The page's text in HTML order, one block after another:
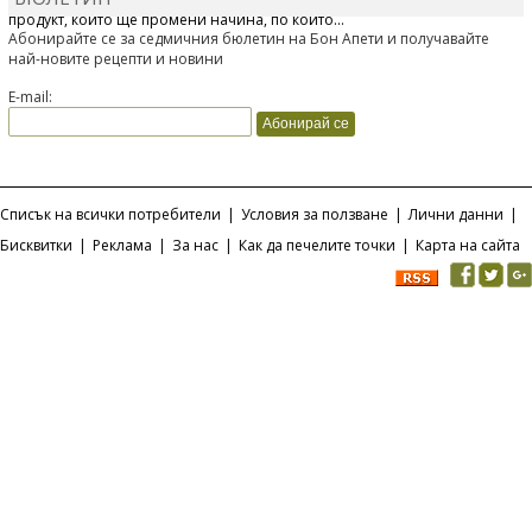
продукт, който ще промени начина, по който...
Абонирайте се за седмичния бюлетин на Бон Апети и получавайте
най-новите рецепти и новини
E-mail:
Списък на всички потребители | Условия за ползване | Лични данни |
Бисквитки | Реклама | За нас | Как да печелите точки | Карта на сайта